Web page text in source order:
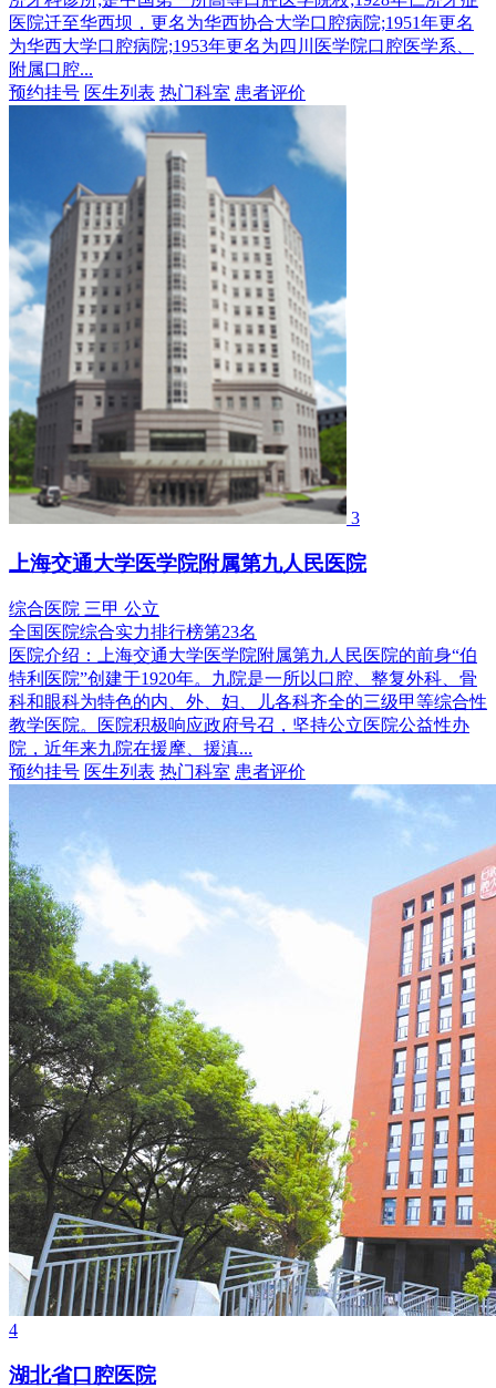
医院迁至华西坝，更名为华西协合大学口腔病院;1951年更名
为华西大学口腔病院;1953年更名为四川医学院口腔医学系、
附属口腔...
预约挂号 医生列表 热门科室 患者评价
3
上海交通大学医学院附属第九人民医院
综合医院 三甲 公立
全国医院综合实力排行榜第23名
医院介绍：
上海交通大学医学院附属第九人民医院的前身“伯
特利医院”创建于1920年。九院是一所以口腔、整复外科、骨
科和眼科为特色的内、外、妇、儿各科齐全的三级甲等综合性
教学医院。医院积极响应政府号召，坚持公立医院公益性办
院，近年来九院在援摩、援滇...
预约挂号 医生列表 热门科室 患者评价
4
湖北省口腔医院